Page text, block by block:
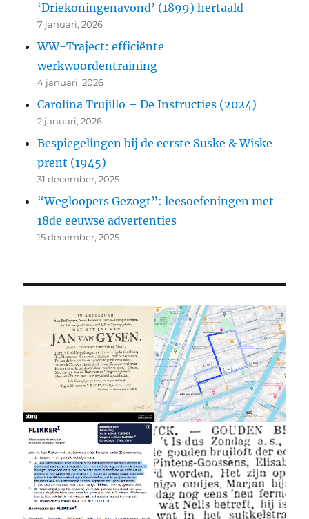
‘Driekoningenavond’ (1899) hertaald
7 januari, 2026
WW-Traject: efficiënte
werkwoordentraining
4 januari, 2026
Carolina Trujillo – De Instructies (2024)
2 januari, 2026
Bespiegelingen bij de eerste Suske & Wiske
prent (1945)
31 december, 2025
“Wegloopers Gezogt”: leesoefeningen met
18de eeuwse advertenties
15 december, 2025